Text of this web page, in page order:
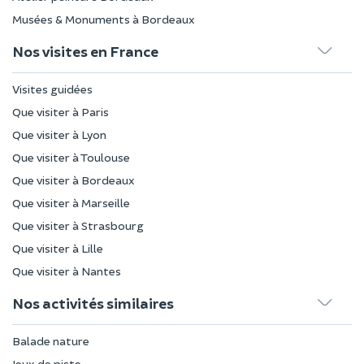
Musées & Monuments à Bordeaux
Nos visites en France
Visites guidées
Que visiter à Paris
Que visiter à Lyon
Que visiter à Toulouse
Que visiter à Bordeaux
Que visiter à Marseille
Que visiter à Strasbourg
Que visiter à Lille
Que visiter à Nantes
Nos activités similaires
Balade nature